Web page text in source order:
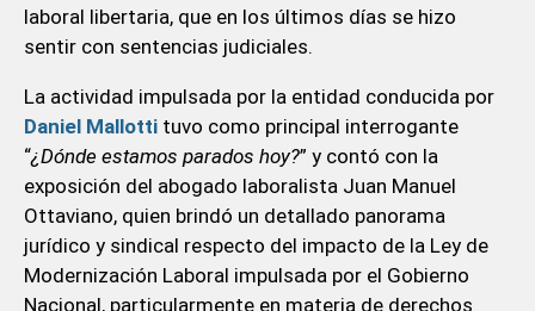
laboral libertaria, que en los últimos días se hizo
sentir con sentencias judiciales.
La actividad impulsada por la entidad conducida por
Daniel Mallotti tuvo como principal interrogante
“¿Dónde estamos parados hoy?” y contó con la
exposición del abogado laboralista Juan Manuel
Ottaviano, quien brindó un detallado panorama
jurídico y sindical respecto del impacto de la Ley de
Modernización Laboral impulsada por el Gobierno
Nacional, particularmente en materia de derechos